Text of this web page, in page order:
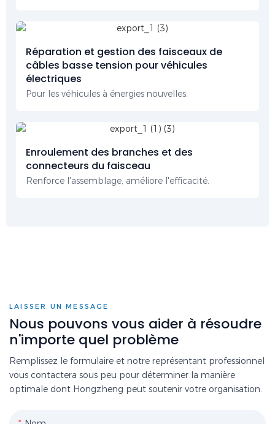
Réparation et gestion des faisceaux de
câbles basse tension pour véhicules
électriques
Pour les véhicules à énergies nouvelles.
Enroulement des branches et des
connecteurs du faisceau
Renforce l'assemblage, améliore l'efficacité.
LAISSER UN MESSAGE
Nous pouvons vous aider à résoudre
n'importe quel problème
Remplissez le formulaire et notre représentant professionnel
vous contactera sous peu pour déterminer la manière
optimale dont Hongzheng peut soutenir votre organisation.